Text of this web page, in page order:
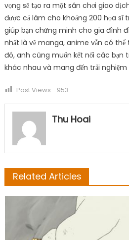
vọng sẽ tạo ra một sân chơi giao
được cả làm cho khoảng 200 họa sĩ
giúp bạn chứng minh cho gia đình
nhất là vẽ manga, anime vẫn có thể
đó, anh cũng muốn kết nối các bạn
khác nhau và mang đến trải
Post Views: 953
Thu Hoai
Related Articles